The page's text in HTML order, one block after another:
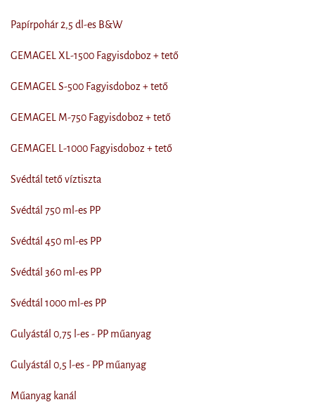
Papírpohár 2,5 dl-es B&W
GEMAGEL XL-1500 Fagyisdoboz + tető
GEMAGEL S-500 Fagyisdoboz + tető
GEMAGEL M-750 Fagyisdoboz + tető
GEMAGEL L-1000 Fagyisdoboz + tető
Svédtál tető víztiszta
Svédtál 750 ml-es PP
Svédtál 450 ml-es PP
Svédtál 360 ml-es PP
Svédtál 1000 ml-es PP
Gulyástál 0,75 l-es - PP műanyag
Gulyástál 0,5 l-es - PP műanyag
Műanyag kanál